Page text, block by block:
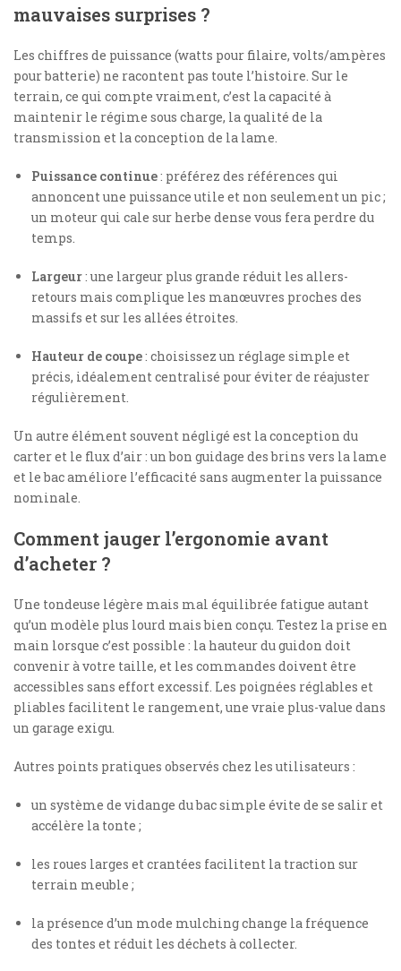
mauvaises surprises ?
Les chiffres de puissance (watts pour filaire, volts/ampères
pour batterie) ne racontent pas toute l’histoire. Sur le
terrain, ce qui compte vraiment, c’est la capacité à
maintenir le régime sous charge, la qualité de la
transmission et la conception de la lame.
Puissance continue: préférez des références qui
annoncent une puissance utile et non seulement un pic ;
un moteur qui cale sur herbe dense vous fera perdre du
temps.
Largeur: une largeur plus grande réduit les allers-
retours mais complique les manœuvres proches des
massifs et sur les allées étroites.
Hauteur de coupe: choisissez un réglage simple et
précis, idéalement centralisé pour éviter de réajuster
régulièrement.
Un autre élément souvent négligé est la conception du
carter et le flux d’air : un bon guidage des brins vers la lame
et le bac améliore l’efficacité sans augmenter la puissance
nominale.
Comment jauger l’ergonomie avant
d’acheter ?
Une tondeuse légère mais mal équilibrée fatigue autant
qu’un modèle plus lourd mais bien conçu. Testez la prise en
main lorsque c’est possible : la hauteur du guidon doit
convenir à votre taille, et les commandes doivent être
accessibles sans effort excessif. Les poignées réglables et
pliables facilitent le rangement, une vraie plus-value dans
un garage exigu.
Autres points pratiques observés chez les utilisateurs :
un système de vidange du bac simple évite de se salir et
accélère la tonte ;
les roues larges et crantées facilitent la traction sur
terrain meuble ;
la présence d’un mode mulching change la fréquence
des tontes et réduit les déchets à collecter.